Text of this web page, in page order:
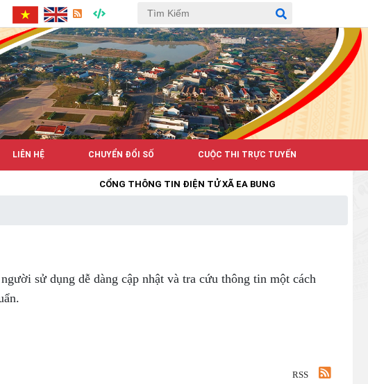
LIÊN HỆ CHUYỂN ĐỔI SỐ CUỘC THI TRỰC TUYẾN
CỔNG THÔNG TIN ĐIỆN TỬ XÃ EA BUNG
sử dụng dễ dàng cập nhật và tra cứu thông tin một cách
RSS